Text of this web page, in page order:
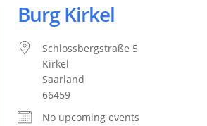
Burg Kirkel
Schlossbergstraße 5
Kirkel
Saarland
66459
No upcoming events